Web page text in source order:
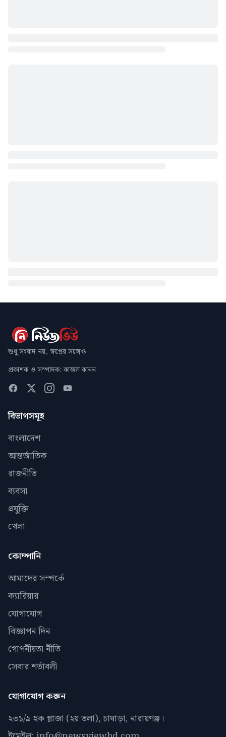
শুধু সংবাদ নয়, স্বপ্নের সঙ্গেও
প্রকাশক ও সম্পাদক: কাজল কানন
বিভাগসমূহ
বাংলাদেশ
আন্তর্জাতিক
রাজনীতি
ব্যবসা
প্রযুক্তি
খেলা
কোম্পানি
আমাদের সম্পর্কে
ক্যারিয়ার
যোগাযোগ
বিজ্ঞাপন দিন
গোপনীয়তা নীতি
সেবার শর্তাবলী
যোগাযোগ করুন
২৩১/৯ হক প্লাজা (২য় তলা), চাষাড়া, নারায়ণঞ্জ।